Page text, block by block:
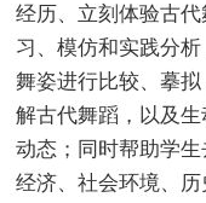
经历、立刻体验古
习、模仿和实践分
舞姿进行比较、摹
解古代舞蹈，以及
动态；同时帮助学生
经济、社会环境、